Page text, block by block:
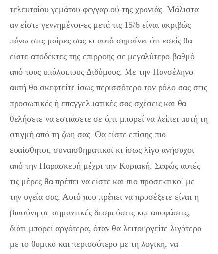
τελευταίου γεμάτου φεγγαριού της χρονιάς. Μάλιστα
αν είστε γεννημένοι-ες μετά τις 15/6 είναι ακριβώς
πάνω στις μοίρες σας κι αυτό σημαίνει ότι εσείς θα
είστε αποδέκτες της επιρροής σε μεγαλύτερο βαθμό
από τους υπόλοιπους Διδύμους. Με την Πανσέληνο
αυτή θα σκεφτείτε ίσως περισσότερο τον ρόλο σας στις
προσωπικές ή επαγγελματικές σας σχέσεις και θα
θελήσετε να εστιάσετε σε ό,τι μπορεί να λείπει αυτή τη
στιγμή από τη ζωή σας. Θα είστε επίσης πιο
ευαίσθητοι, συναισθηματικοί κι ίσως λίγο ανήσυχοι
από την Παρασκευή μέχρι την Κυριακή. Σαφώς αυτές
τις μέρες θα πρέπει να είστε και πιο προσεκτικοί με
την υγεία σας. Αυτό που πρέπει να προσέξετε είναι η
βιασύνη σε σημαντικές δεσμεύσεις και αποφάσεις,
διότι μπορεί αργότερα, όταν θα λειτουργείτε λιγότερο
με το θυμικό και περισσότερο με τη λογική, να